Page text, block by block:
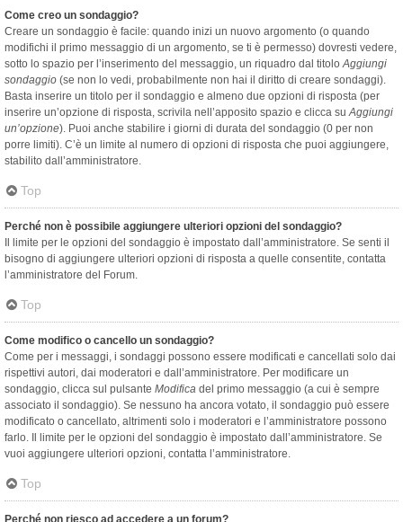
Come creo un sondaggio?
Creare un sondaggio è facile: quando inizi un nuovo argomento (o quando
modifichi il primo messaggio di un argomento, se ti è permesso) dovresti vedere,
sotto lo spazio per l’inserimento del messaggio, un riquadro dal titoloAggiungi
sondaggio (se non lo vedi, probabilmente non hai il diritto di creare sondaggi).
Basta inserire un titolo per il sondaggio e almeno due opzioni di risposta (per
inserire un’opzione di risposta, scrivila nell’apposito spazio e clicca suAggiungi
un’opzione). Puoi anche stabilire i giorni di durata del sondaggio (0 per non
porre limiti). C’è un limite al numero di opzioni di risposta che puoi aggiungere,
stabilito dall’amministratore.
Top
Perché non è possibile aggiungere ulteriori opzioni del sondaggio?
Il limite per le opzioni del sondaggio è impostato dall’amministratore. Se senti il
bisogno di aggiungere ulteriori opzioni di risposta a quelle consentite, contatta
l’amministratore del Forum.
Top
Come modifico o cancello un sondaggio?
Come per i messaggi, i sondaggi possono essere modificati e cancellati solo dai
rispettivi autori, dai moderatori e dall’amministratore. Per modificare un
sondaggio, clicca sul pulsante Modifica del primo messaggio (a cui è sempre
associato il sondaggio). Se nessuno ha ancora votato, il sondaggio può essere
modificato o cancellato, altrimenti solo i moderatori e l’amministratore possono
farlo. Il limite per le opzioni del sondaggio è impostato dall’amministratore. Se
vuoi aggiungere ulteriori opzioni, contatta l’amministratore.
Top
Perché non riesco ad accedere a un forum?